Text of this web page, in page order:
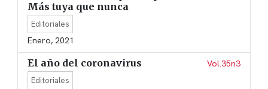
Más tuya que nunca
Editoriales
Enero, 2021
El año del coronavirus Vol.35n3
Editoriales